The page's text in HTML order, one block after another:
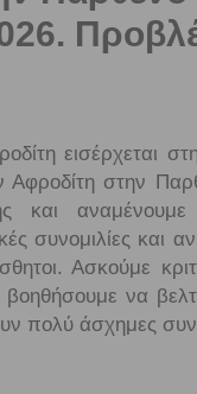
εισέρχεται
στην
και
συνομιλίες και
Ασκούμε
να
πολύ άσχημες